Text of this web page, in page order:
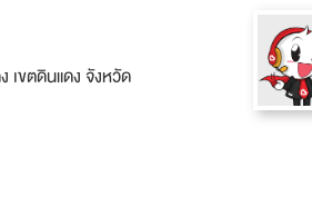
เขตดินแดง จังหวัด